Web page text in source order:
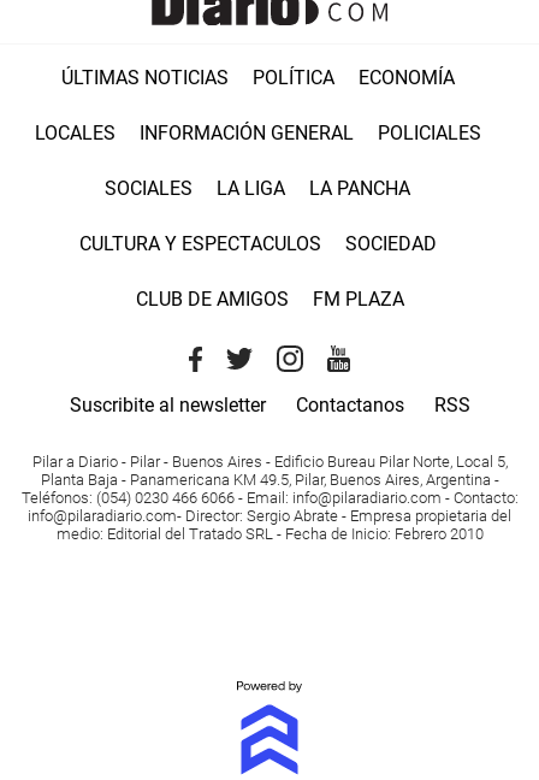
ÚLTIMAS NOTICIAS POLÍTICA ECONOMÍA
LOCALES INFORMACIÓN GENERAL POLICIALES
SOCIALES LA LIGA LA PANCHA
CULTURA Y ESPECTACULOS SOCIEDAD
CLUB DE AMIGOS FM PLAZA
Suscribite al newsletter Contactanos RSS
Pilar a Diario - Pilar - Buenos Aires - Edificio Bureau Pilar Norte, Local 5,
Planta Baja - Panamericana KM 49.5, Pilar, Buenos Aires, Argentina -
Teléfonos: (054) 0230 466 6066 - Email : info@pilaradiario.com - Contacto:
info@pilaradiario.com- Director: Sergio Abrate - Empresa propietaria del
medio: Editorial del Tratado SRL - Fecha de Inicio: Febrero 2010